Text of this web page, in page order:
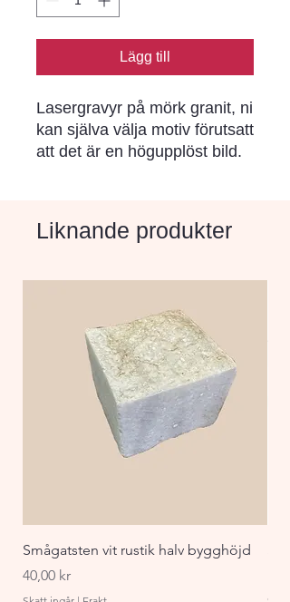
Lägg till
Lasergravyr på mörk granit, ni
kan själva välja motiv förutsatt
att det är en högupplöst bild.
Liknande produkter
Smågatsten vit rustik halv bygghöjd
Pris
40,00 kr
Pris